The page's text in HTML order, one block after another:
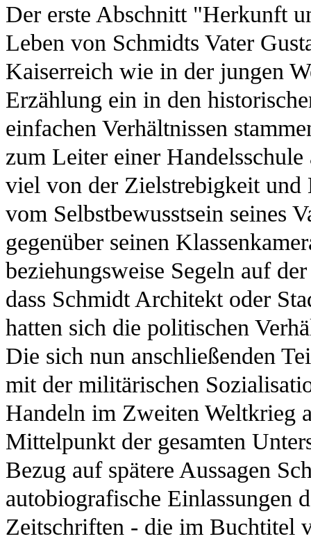
Der erste Abschnitt "Herkunft
Leben von Schmidts Vater
Kaiserreich wie in der jungen
Erzählung ein in den
einfachen Verhältnissen
zum Leiter einer
viel von der Zielstrebigkeit und
vom Selbstbewusstsein seines
gegenüber seinen
beziehungsweise Segeln auf
dass Schmidt Architekt oder
hatten sich die politischen
Die sich nun anschließenden
mit der militärischen
Handeln im Zweiten Weltkrieg
Mittelpunkt der gesamten
Bezug auf spätere Aussagen
autobiografische Einlassungen
Zeitschriften - die im Buchtitel